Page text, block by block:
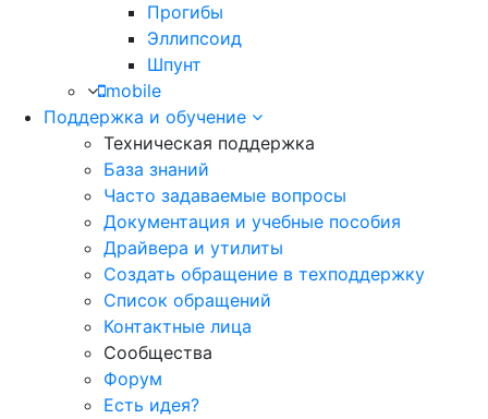
Прогибы
Эллипсоид
Шпунт
mobile
Поддержка и обучение
Техническая поддержка
База знаний
Часто задаваемые вопросы
Документация и учебные пособия
Драйвера и утилиты
Создать обращение в техподдержку
Список обращений
Контактные лица
Сообщества
Форум
Есть идея?